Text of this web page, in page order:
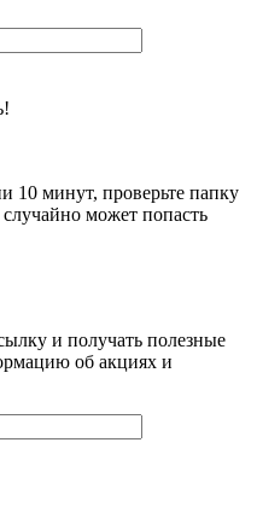
10 минут, проверьте папку
может попасть
и получать полезные
об акциях и